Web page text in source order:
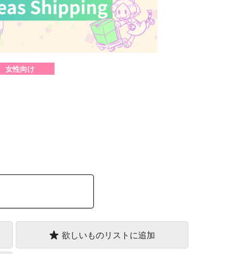
女性向け
欲しいものリストに追加